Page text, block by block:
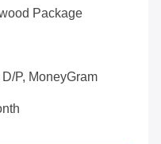
Package
P, MoneyGram